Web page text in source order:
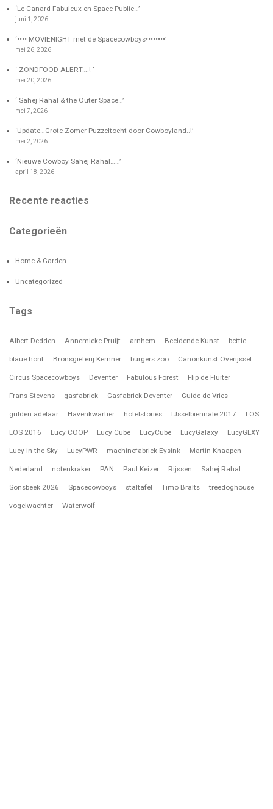
‘Le Canard Fabuleux en Space Public…’
juni 1, 2026
‘•••• MOVIENIGHT met de Spacecowboys••••••••’
mei 26, 2026
‘ ZONDFOOD ALERT….! ‘
mei 20, 2026
‘ Sahej Rahal & the Outer Space…’
mei 7, 2026
‘Update…Grote Zomer Puzzeltocht door Cowboyland..!’
mei 2, 2026
‘Nieuwe Cowboy Sahej Rahal……’
april 18, 2026
Recente reacties
Categorieën
Home & Garden
Uncategorized
Tags
Albert Dedden Annemieke Pruijt arnhem Beeldende Kunst bettie
blaue hont Bronsgieterij Kemner burgers zoo Canonkunst Overijssel
Circus Spacecowboys Deventer Fabulous Forest Flip de Fluiter
Frans Stevens gasfabriek Gasfabriek Deventer Guide de Vries
gulden adelaar Havenkwartier hotelstories IJsselbiennale 2017 LOS
LOS 2016 Lucy COOP Lucy Cube LucyCube LucyGalaxy LucyGLXY
Lucy in the Sky LucyPWR machinefabriek Eysink Martin Knaapen
Nederland notenkraker PAN Paul Keizer Rijssen Sahej Rahal
Sonsbeek 2026 Spacecowboys staltafel Timo Bralts treedoghouse
vogelwachter Waterwolf